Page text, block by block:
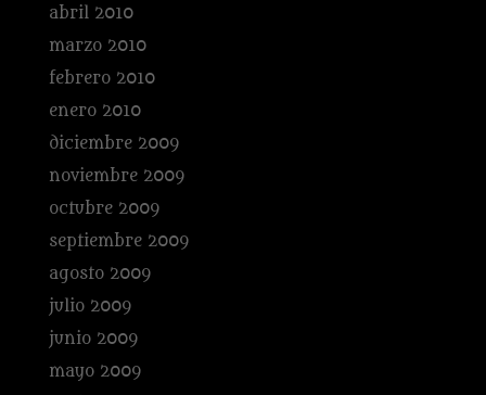
abril 2010
marzo 2010
febrero 2010
enero 2010
diciembre 2009
noviembre 2009
octubre 2009
septiembre 2009
agosto 2009
julio 2009
junio 2009
mayo 2009